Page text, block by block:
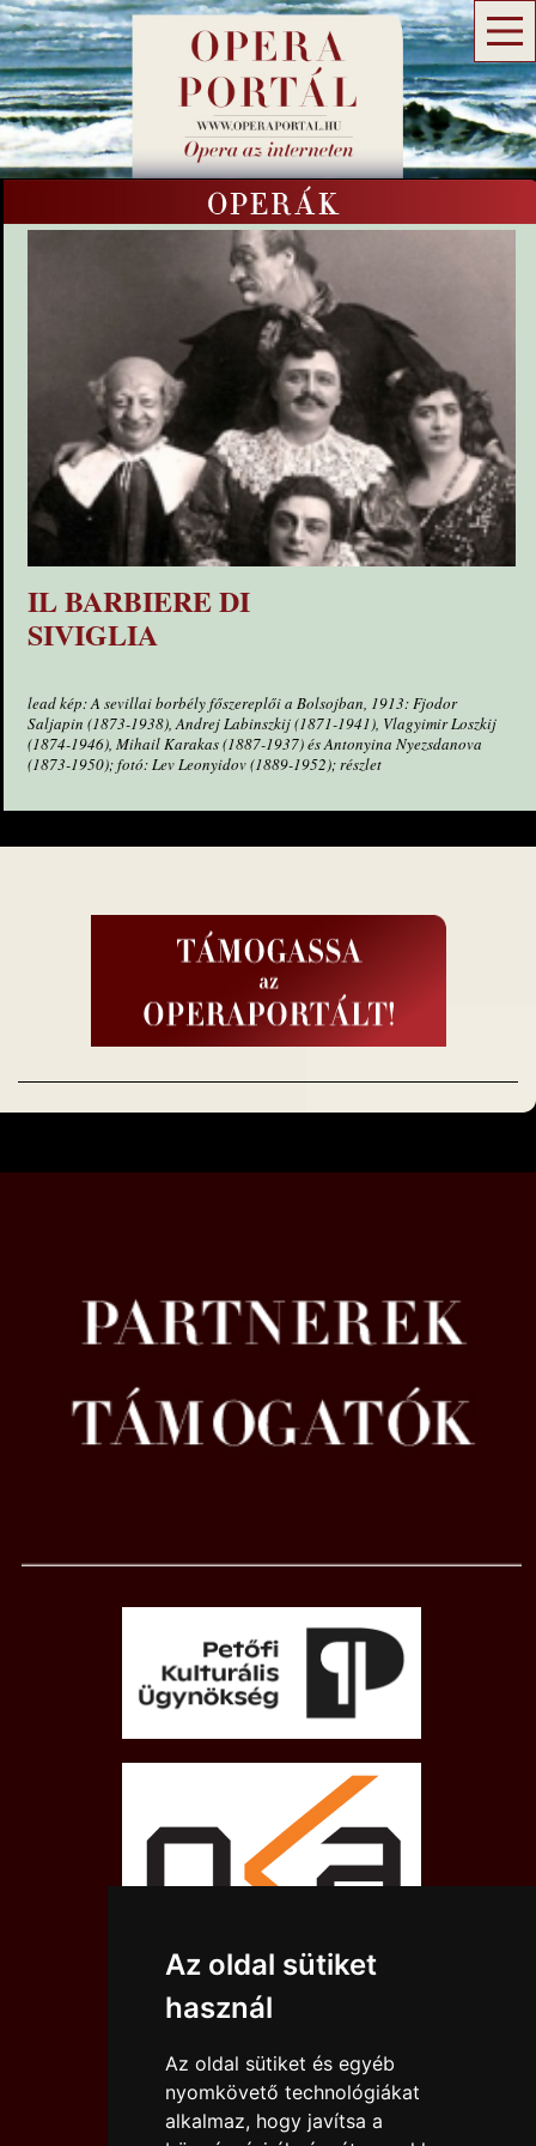
Az oldal sütiket
használ
Az oldal sütiket és egyéb
nyomkövető technológiákat
alkalmaz, hogy javítsa a
IL BARBIERE DI
SIVIGLIA
lead kép: A sevillai borbély főszereplői a Bolsojban, 1913: Fjodor
Saljapin (1873-1938), Andrej Labinszkij (1871-1941), Vlagyimir Loszkij
(1874-1946), Mihail Karakas (1887-1937) és Antonyina Nyezsdanova
(1873-1950); fotó: Lev Leonyidov (1889-1952); részlet